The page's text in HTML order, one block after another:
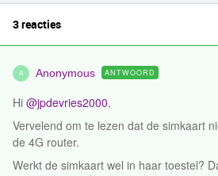
3 reacties
A Anonymous ANTWOORD
Hi @jpdevries2000,
Vervelend om te lezen dat de simkaart
de 4G router.
Werkt de simkaart wel in haar toestel?